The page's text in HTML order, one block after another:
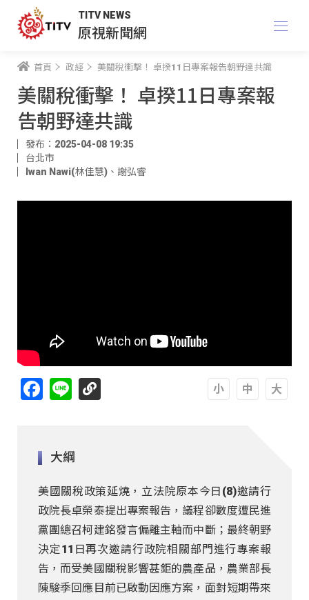
TITV NEWS
原視新聞網
首頁 政經 美關稅衝擊！ 卓揆11日專案報告朝野達共識
美關稅衝擊！ 卓揆11日專案報
告朝野達共識
發布：2025-04-08 19:35
台北市
Iwan Nawi(林佳慧) 、 謝弘睿
Facebook
Line
大綱
美國關稅政策延燒，立法院原本今日(8)邀請行
政院長卓榮泰提出專案報告，議程卻數度遭民進
黨團總召柯建銘發言偏離主軸而中斷；最終朝野
決定11日再次邀請行政院相關部門進行專案報
告，而受美國關稅影響甚鉅的農產品，農業部長
陳駿季回應目前已啟動因應方案，面對短期帶來